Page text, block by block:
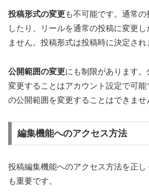
投稿形式の変更も不可能です。通常
したり、リールを通常の投稿に変更
ません。投稿形式は投稿時に決定され
公開範囲の変更にも制限があります
変更することはアカウント設定で可
の公開範囲を変更することはできませ
編集機能へのアクセス方法
投稿編集機能へのアクセス方法を正し
も重要です。